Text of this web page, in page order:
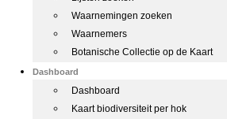
Waarnemingen zoeken
Waarnemers
Botanische Collectie op de Kaart
Dashboard
Dashboard
Kaart biodiversiteit per hok